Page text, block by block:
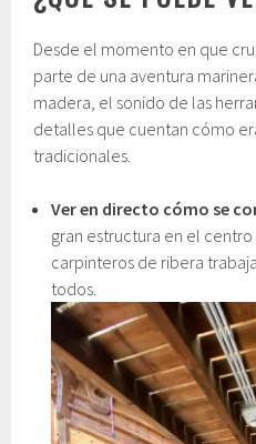
Desde el momento en que
parte de una aventura
madera, el sonido de las
detalles que cuentan cómo
tradicionales.
Ver en directo cómo se
gran estructura en el
carpinteros de ribera
todos.